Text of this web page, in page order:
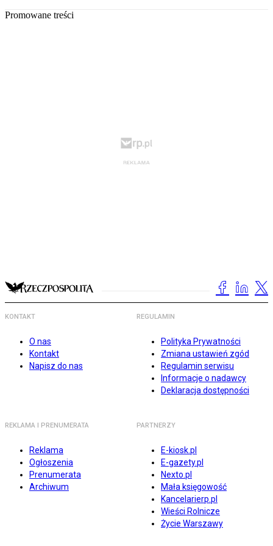
Promowane treści
KONTAKT
O nas
Kontakt
Napisz do nas
REGULAMIN
Polityka Prywatności
Zmiana ustawień zgód
Regulamin serwisu
Informacje o nadawcy
Deklaracja dostępności
REKLAMA I PRENUMERATA
Reklama
Ogłoszenia
Prenumerata
Archiwum
PARTNERZY
E-kiosk.pl
E-gazety.pl
Nexto.pl
Mała księgowość
Kancelarierp.pl
Wieści Rolnicze
Życie Warszawy